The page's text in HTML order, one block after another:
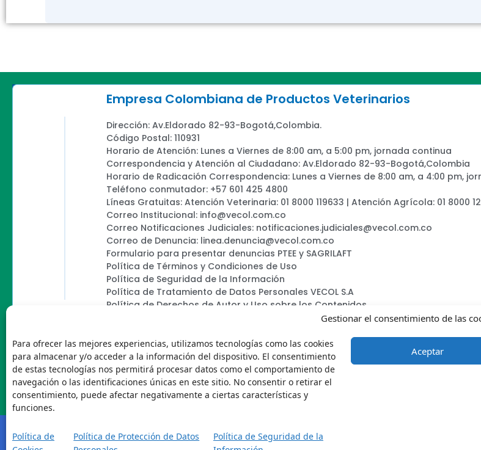
Gestionar el consentimiento de las
Para ofrecer las mejores experiencias, utilizamos tecnologías como las cookies
para almacenar y/o acceder a la información del dispositivo. El consentimiento
de estas tecnologías nos permitirá procesar datos como el comportamiento de
navegación o las identificaciones únicas en este sitio. No consentir o retirar el
consentimiento, puede afectar negativamente a ciertas características y
funciones.
Aceptar
Política de
Política de Protección de Datos
Política de Seguridad de la
Empresa Colombiana de Productos Veterinarios
Dirección: Av.Eldorado 82-93-Bogotá,Colombia.
Código Postal: 110931
Horario de Atención: Lunes a Viernes de 8:00 am, a 5:00 pm, jornada continua
Correspondencia y Atención al Ciudadano: Av.Eldorado 82-93-Bogotá,Colombia
Horario de Radicación Correspondencia: Lunes a Viernes de 8:00 am, a 4:00 pm,
Teléfono conmutador: +57 601 425 4800
Líneas Gratuitas: Atención Veterinaria: 01 8000 119633 | Atención Agrícola: 01 8000
Correo Institucional: info@vecol.com.co
Correo Notificaciones Judiciales: notificaciones.judiciales@vecol.com.co
Correo de Denuncia: linea.denuncia@vecol.com.co
Formulario para presentar denuncias PTEE y SAGRILAFT
Política de Términos y Condiciones de Uso
Política de Seguridad de la Información
Política de Tratamiento de Datos Personales VECOL S.A
Política de Derechos de Autor y Uso sobre los Contenidos
Vecol Vecol.oficial